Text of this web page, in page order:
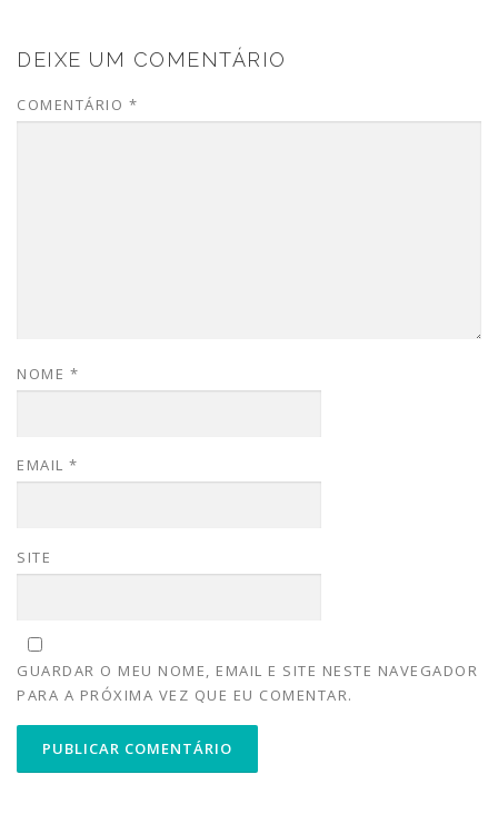
DEIXE UM COMENTÁRIO
COMENTÁRIO *
NOME *
EMAIL *
SITE
GUARDAR O MEU NOME, EMAIL E SITE NESTE NAVEGADOR
PARA A PRÓXIMA VEZ QUE EU COMENTAR.